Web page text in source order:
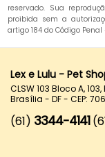
reservado. Sua
proibida sem a
artigo 184 do Código Penal
Lex e Lulu - Pet
CLSW 103 Bloco A,
Brasília - DF - CEP:
(61) 3344-4141